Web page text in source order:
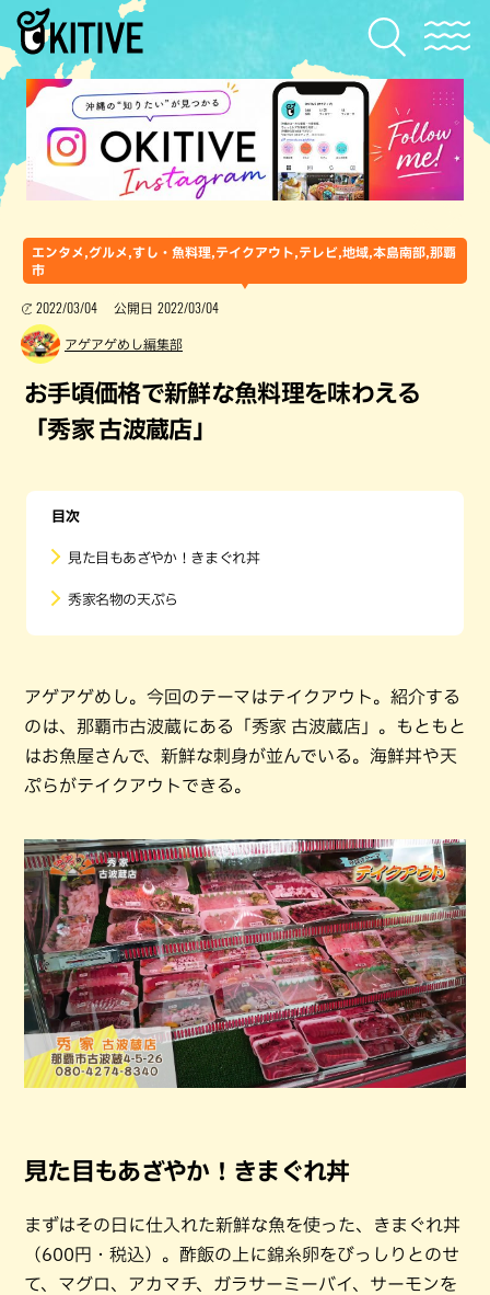
エンタメ,グルメ,すし・魚料理,テイクアウト,テレビ,地域,本島南部,那覇
市
2022/03/04 公開日 2022/03/04
アゲアゲめし編集部
お手頃価格で新鮮な魚料理を味わえる
「秀家 古波蔵店」
目次
見た目もあざやか！きまぐれ丼
秀家名物の天ぷら
アゲアゲめし。今回のテーマはテイクアウト。紹介する
のは、那覇市古波蔵にある「秀家 古波蔵店」。もともと
はお魚屋さんで、新鮮な刺身が並んでいる。海鮮丼や天
ぷらがテイクアウトできる。
見た目もあざやか！きまぐれ丼
まずはその日に仕入れた新鮮な魚を使った、きまぐれ丼
（600円・税込）。酢飯の上に錦糸卵をびっしりとのせ
て、マグロ、アカマチ、ガラサーミーバイ、サーモンを